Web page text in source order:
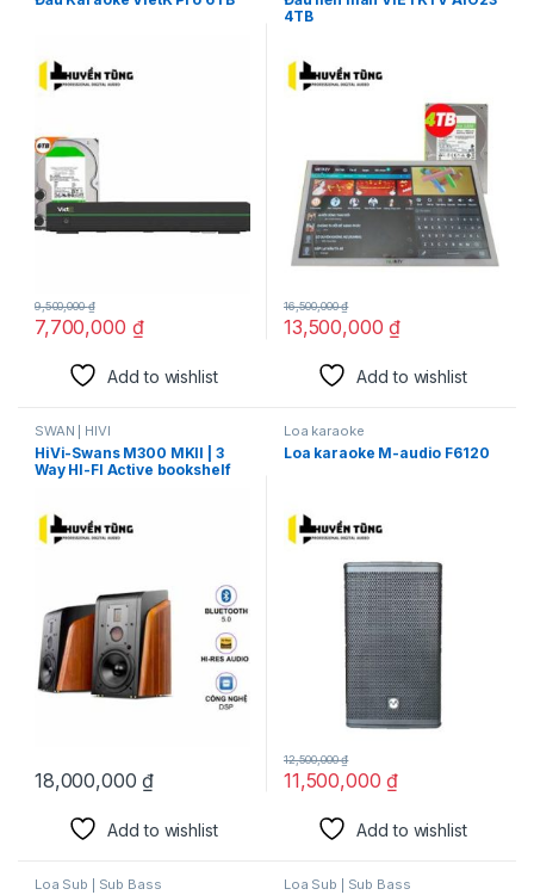
7,700,000 ₫
9,500,000₫
Add to wishlist
4TB
13,500,000₫
16,500,000₫
Add to wishlist
SWAN | HIVI
HiVi-Swans M300 MKII | 3
Way HI-FI Active bookshelf
18,000,000₫
Add to wishlist
Loa karaoke
Loa karaoke M-audio F6120
11,500,000₫
12,500,000₫
Add to wishlist
Loa Sub | Sub Bass Loa Sub | Sub Bass